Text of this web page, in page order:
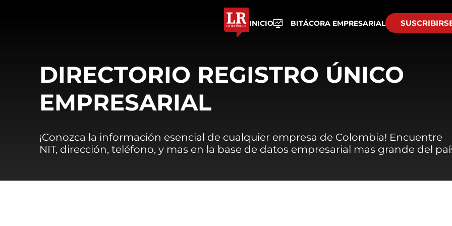
INICIO BITÁCORA EMPRESARIAL
DIRECTORIO REGISTRO ÚNICO
EMPRESARIAL
¡Conozca la información esencial de cualquier empresa de Colombia! Encuentre
NIT, dirección, teléfono, y mas en la base de datos empresarial mas grande del